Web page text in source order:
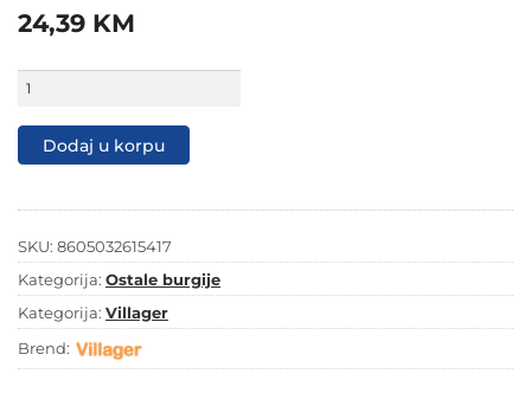
24,39 KM
stepenasta
Villager
IMPACT
4-
mm
količina
Dodaj u korpu
SKU: 8605032615417
Kategorija: Ostale burgije
Kategorija: Villager
Brend: